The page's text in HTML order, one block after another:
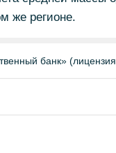
же регионе.
банк»